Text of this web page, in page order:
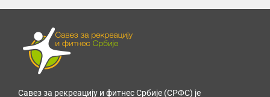
Савез за рекреацију и фитнес Србије (СРФС) је